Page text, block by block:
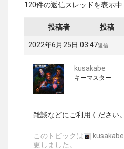
120件の返信スレッドを表示中
投稿者 投稿
2022年6月25日 03:47返信
kusakabe
キーマスター
雑談などにご利用ください。
このトピックは kusakabe
更しました。